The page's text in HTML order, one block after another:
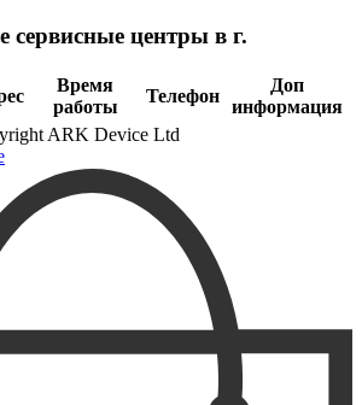
сервисные центры в г.
Время
работы
Телефон
Доп
информация
ARK Device Ltd